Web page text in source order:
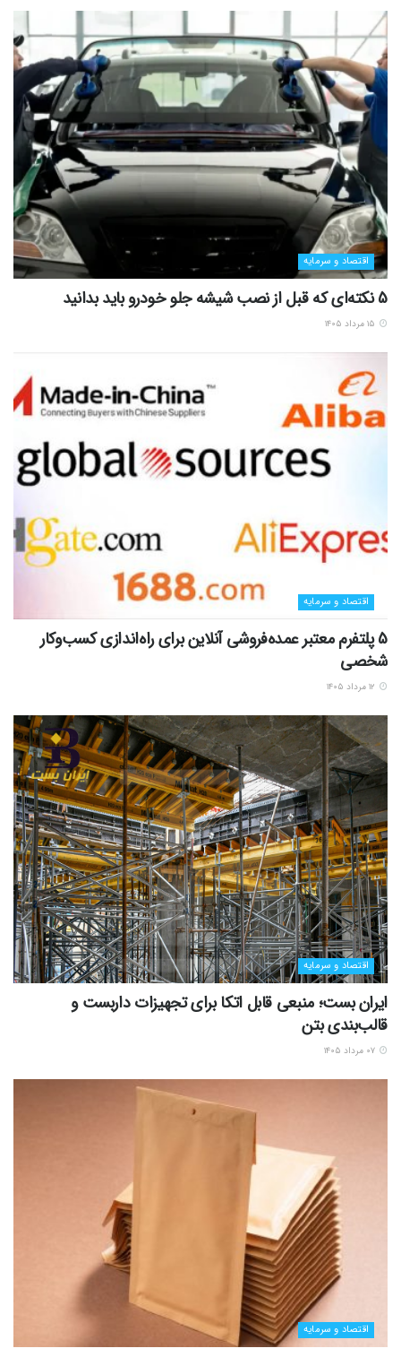
اقتصاد و سرمایه
5 نکته‌ای که قبل از نصب شیشه جلو خودرو باید بدانید
اقتصاد و سرمایه
5 پلتفرم معتبر عمده‌فروشی آنلاین برای راه‌اندازی کسب‌وکار
شخصی
اقتصاد و سرمایه
ایران بست؛ منبعی قابل اتکا برای تجهیزات داربست و
قالب‌بندی بتن
اقتصاد و سرمایه